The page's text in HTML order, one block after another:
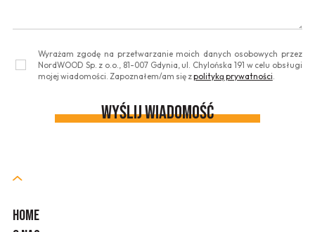
Wyrażam zgodę na przetwarzanie moich danych osobowych przez
NordWOOD Sp. z o.o., 81-007 Gdynia, ul. Chylońska 191 w celu obsługi
mojej wiadomości. Zapoznałem/am się zpolityką prywatności
HOME